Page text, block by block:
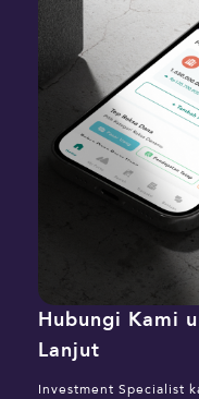
Hubungi Kami
Lanjut
Investment Specialist